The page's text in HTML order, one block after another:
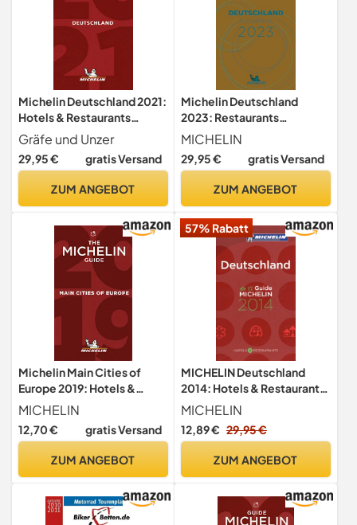
Michelin Deutschland 2021:
Hotels & Restaurants
(MICHELIN Hotelführer
Deutschland)
Gräfe und Unzer
29,95 € gratis Versand
ZUM ANGEBOT
Michelin Deutschland
2023: Restaurants
(MICHELIN Hotelführer)
MICHELIN
29,95 € gratis Versand
ZUM ANGEBOT
Michelin Main Cities of
Europe 2019: Hotels &
Restaurants (MICHELIN
Hotelführer)
MICHELIN
12,70 € gratis Versand
ZUM ANGEBOT
57% Rabatt
MICHELIN Deutschland
2014: Hotels & Restaurants
(MICHELIN Hotelführer
Deutschland)
MICHELIN
12,89 € 29,95 €
ZUM ANGEBOT